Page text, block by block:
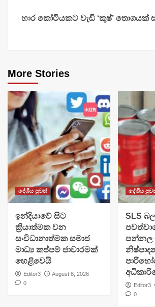
හාර කෝටි­ය­කට වැඩි ‘කුෂ්’ තොග­යක්
More Stories
දේශීය පුවත්
​ඉන්දියාවේ සිට
ක්‍රියාත්මක වන
සංවිධානාත්මක සමාජ
මාධ්‍ය කප්පම් ජාවාරමක්
හෙළිවෙයි
Editor3
August 8, 2026
0
දේශීය
SLS
පන්නල
Editor3
0